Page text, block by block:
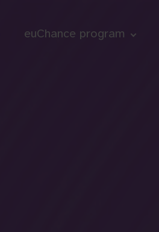
euChance program